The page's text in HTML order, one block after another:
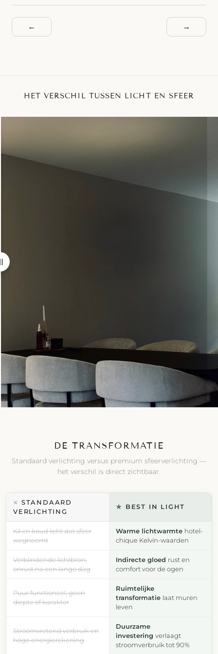
← →
HET VERSCHIL TUSSEN LICHT EN SFEER
DE TRANSFORMATIE
Standaard verlichting versus premium sfeerverlichting —
het verschil is direct zichtbaar.
✕
STANDAARD
VERLICHTING
★ BEST IN LIGHT
Kil en koud licht dat sfeer
wegneemt
Warme lichtwarmte hotel-
chique Kelvin-waarden
Verblindende lichtbron,
onrust na een lange dag
Indirecte gloed rust en
comfort voor de ogen
Puur functioneel, geen
diepte of karakter
Ruimtelijke
transformatie laat muren
leven
Stroomvretend verbruik en
hoge energierekening
Duurzame
investering verlaagt
stroomverbruik tot 90%